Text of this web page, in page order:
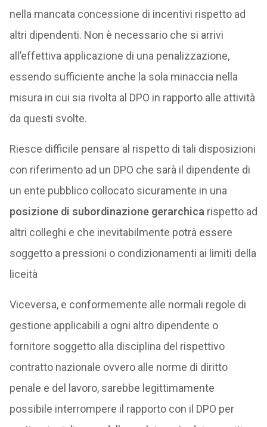
nella mancata concessione di incentivi rispetto ad
altri dipendenti. Non è necessario che si arrivi
all’effettiva applicazione di una penalizzazione,
essendo sufficiente anche la sola minaccia nella
misura in cui sia rivolta al DPO in rapporto alle attività
da questi svolte.
Riesce difficile pensare al rispetto di tali disposizioni
con riferimento ad un DPO che sarà il dipendente di
un ente pubblico collocato sicuramente in una
posizione di subordinazione gerarchica rispetto ad
altri colleghi e che inevitabilmente potrà essere
soggetto a pressioni o condizionamenti ai limiti della
liceità
Viceversa, e conformemente alle normali regole di
gestione applicabili a ogni altro dipendente o
fornitore soggetto alla disciplina del rispettivo
contratto nazionale ovvero alle norme di diritto
penale e del lavoro, sarebbe legittimamente
possibile interrompere il rapporto con il DPO per